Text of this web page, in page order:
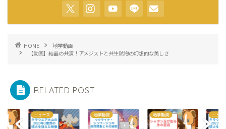
HOME
地学動画
【動画】結晶の共演！アメジストと共生鉱物の幻想的な美しさ
RELATED POST
ニュース 地学動画 地学動画 ニュー